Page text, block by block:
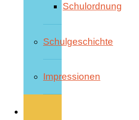
Schulordnung
Schulgeschichte
Impressionen